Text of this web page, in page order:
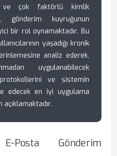
ve çok faktörlü kimlik
gönderim kuyruğunun
bir rol oynamaktadır. Bu
yaşadığı kronik
analiz ederek,
uygulanabilecek
ve sistemin
edecek en iyi uygulama
Posta Gönderim